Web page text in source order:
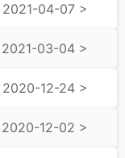
2021-04-07 >
2021-03-04 >
2020-12-24 >
2020-12-02 >